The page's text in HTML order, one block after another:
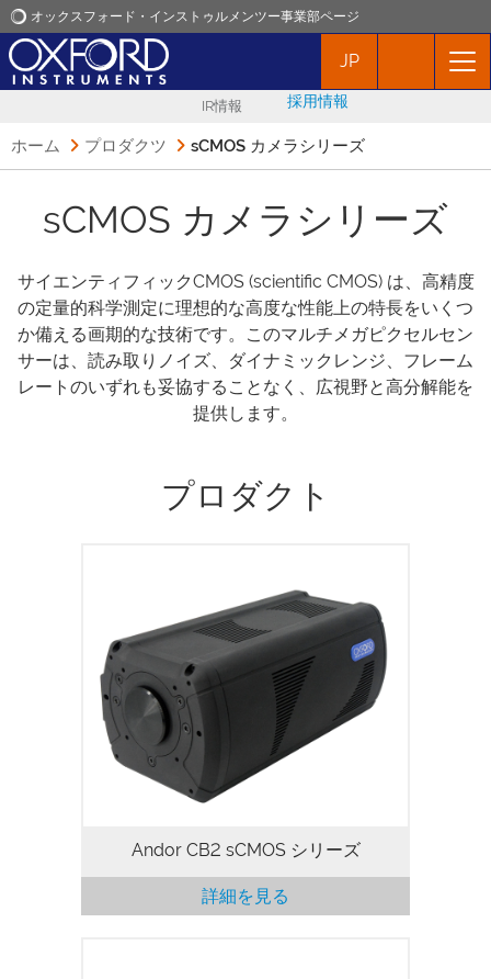
オックスフォード・インストゥルメンツー事業部ページ
オックスフォード・インストゥルメンツ
イベント
お問い合わせ
JP
IR情報 採用情報
ホーム プロダクツ sCMOS カメラシリーズ
sCMOS カメラシリーズ
サイエンティフィックCMOS (scientific CMOS) は、高精度
の定量的科学測定に理想的な高度な性能上の特長をいくつ
か備える画期的な技術です。このマルチメガピクセルセン
サーは、読み取りノイズ、ダイナミックレンジ、フレーム
レートのいずれも妥協することなく、広視野と高分解能を
提供します。
プロダクト
Andor CB2は、柔軟性、高速性、低ノイズ
を必要とする研究および応用向けに特別設
計されたソニーsCMOSセンサーを搭載し
た超高性能科学カメラです。CB2シリーズ
は200～1000nmの分光感度と0.5MP～
24.5MPの解像度を提供します。内蔵の液
体冷却システムにより、最も光が乏しい条
件下での現象研究が可能となります。
Andor CB2 sCMOS シリーズ
詳細を見る